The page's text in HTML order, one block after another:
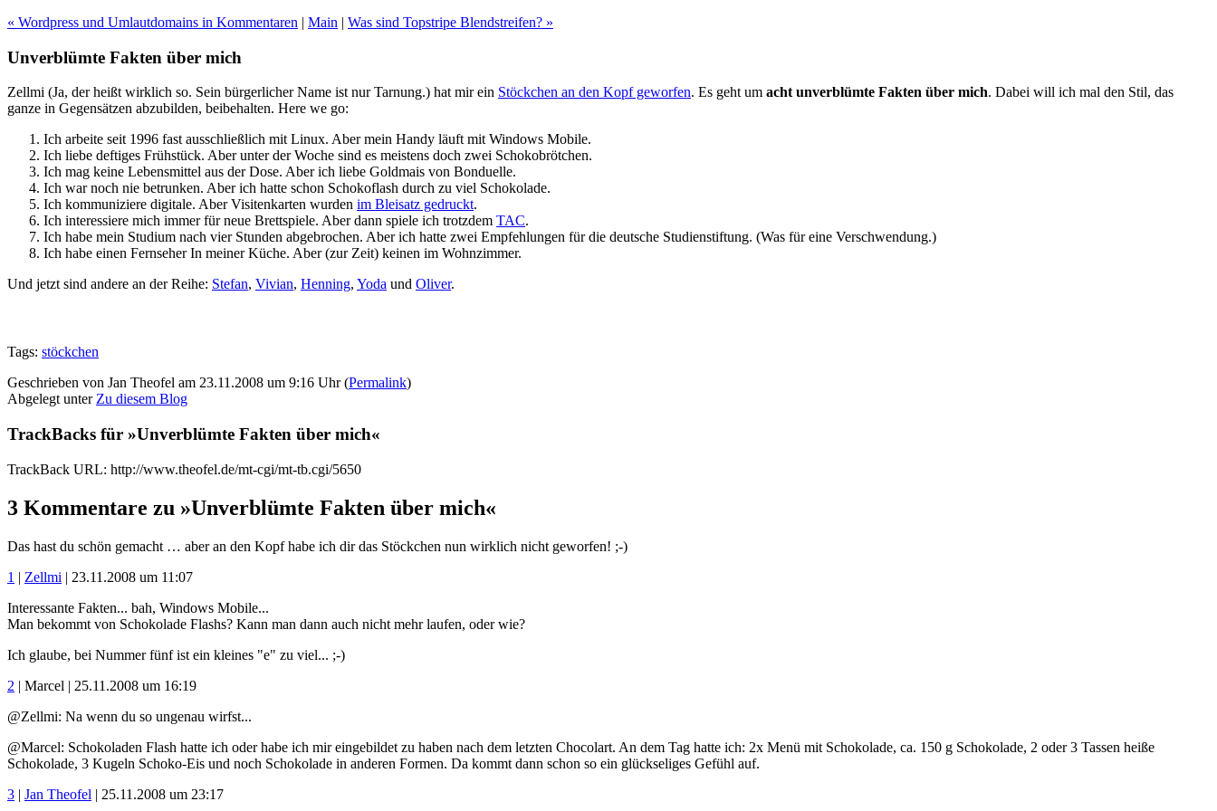
« Wordpress und Umlautdomains in Kommentaren | Main | Was sind Topstripe Blendstreifen? »
Unverblümte Fakten über mich
Zellmi (Ja, der heißt wirklich so. Sein bürgerlicher Name ist nur Tarnung.) hat mir ein Stöckchen an den Kopf geworfen. Es geht um acht unverblümte Fakten über mich. Dabei will ich mal den Stil, das
ganze in Gegensätzen abzubilden, beibehalten. Here we go:
Ich arbeite seit 1996 fast ausschließlich mit Linux. Aber mein Handy läuft mit Windows Mobile.
Ich liebe deftiges Frühstück. Aber unter der Woche sind es meistens doch zwei Schokobrötchen.
Ich mag keine Lebensmittel aus der Dose. Aber ich liebe Goldmais von Bonduelle.
Ich war noch nie betrunken. Aber ich hatte schon Schokoflash durch zu viel Schokolade.
Ich kommuniziere digitale. Aber Visitenkarten wurden im Bleisatz gedruckt.
Ich interessiere mich immer für neue Brettspiele. Aber dann spiele ich trotzdem TAC.
Ich habe mein Studium nach vier Stunden abgebrochen. Aber ich hatte zwei Empfehlungen für die deutsche Studienstiftung. (Was für eine Verschwendung.)
Ich habe einen Fernseher In meiner Küche. Aber (zur Zeit) keinen im Wohnzimmer.
Und jetzt sind andere an der Reihe: Stefan, Vivian, Henning, Yoda und Oliver.
Tags: stöckchen
Geschrieben von Jan Theofel am 23.11.2008 um 9:16 Uhr (Permalink)
Abgelegt unterZu diesem Blog
TrackBacks für »Unverblümte Fakten über mich«
TrackBack URL: http://www.theofel.de/mt-cgi/mt-tb.cgi/5650
3 Kommentare zu »Unverblümte Fakten über mich«
Das hast du schön gemacht … aber an den Kopf habe ich dir das Stöckchen nun wirklich nicht geworfen! ;-)
1 | Zellmi | 23.11.2008 um 11:07
Interessante Fakten... bah, Windows Mobile...
Man bekommt von Schokolade Flashs? Kann man dann auch nicht mehr laufen, oder wie?
Ich glaube, bei Nummer fünf ist ein kleines "e" zu viel... ;-)
2 | Marcel | 25.11.2008 um 16:19
@Zellmi: Na wenn du so ungenau wirfst...
@Marcel: Schokoladen Flash hatte ich oder habe ich mir eingebildet zu haben nach dem letzten Chocolart. An dem Tag hatte ich: 2x Menü mit Schokolade, ca. 150 g Schokolade, 2 oder 3 Tassen heiße
Schokolade, 3 Kugeln Schoko-Eis und noch Schokolade in anderen Formen. Da kommt dann schon so ein glückseliges Gefühl auf.
3 | Jan Theofel | 25.11.2008 um 23:17